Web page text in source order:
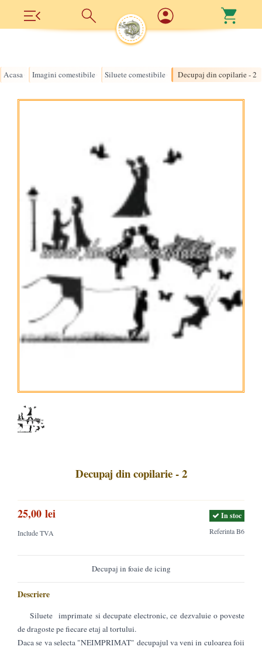
Acasa Imagini comestibile Siluete comestibile Decupaj din copilarie - 2
Decupaj din copilarie - 2
ReferintaB6
In stoc
25,00 lei
Include TVA
Decupaj in foaie de icing
Descriere
Siluete imprimate si decupate electronic, ce dezvaluie o poveste
de dragoste pe fiecare etaj al tortului.
Daca se va selecta "NEIMPRIMAT" decupajul va veni in culoarea foii